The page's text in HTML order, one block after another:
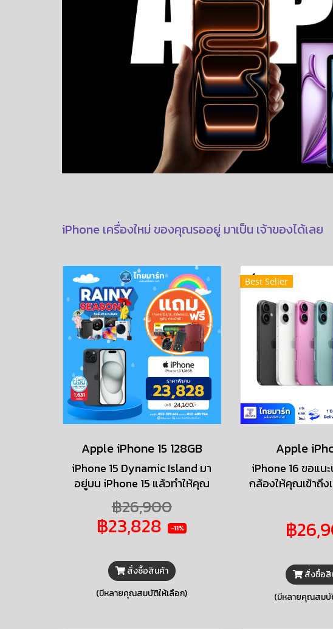
iPhone เครื่องใหม่ ของคุณรออยู่ มาเป็น เจ้าของได้เลย
Apple iPhone 15 128GB
iPhone 15 Dynamic Island มา
อยู่บน iPhone 15 แล้วทำให้คุณ
ไม่พลาดเรื่องราวต่าง ๆ เสริม
ด้วยกล้องหลัก 48 MP ถ่ายภาพ
ที่มีความละเอียดสูงได้แบบง่าย ๆ
และเปลี่ยนช่องเชื่อมต่อเป็น
USB-C มาในดีไซน์แบบกระจก
แต่งสีและอะลูมิเนียมที่ทนทาน
฿26,900
฿23,828 -11%
สั่งซื้อสินค้า
(มีหลายคุณสมบัติให้เลือก)
Best Seller
Apple
iPhone 16 ขอแน
กล้องให้คุณเข้าถึง
สิ่งที่คุณต้องการได้
฿
สั่งซื้อสิ
(มีหลายคุณสมบั